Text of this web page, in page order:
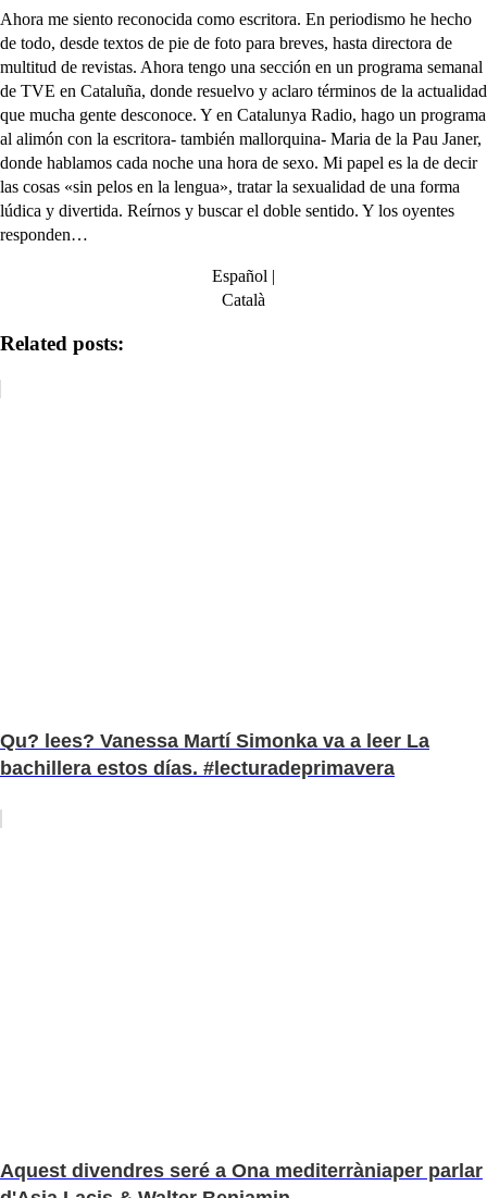
Ahora me siento reconocida como escritora. En periodismo he hecho
de todo, desde textos de pie de foto para breves, hasta directora de
multitud de revistas. Ahora tengo una sección en un programa semanal
de TVE en Cataluña, donde resuelvo y aclaro términos de la actualidad
que mucha gente desconoce. Y en Catalunya Radio, hago un programa
al alimón con la escritora- también mallorquina- Maria de la Pau Janer,
donde hablamos cada noche una hora de sexo. Mi papel es la de decir
las cosas «sin pelos en la lengua», tratar la sexualidad de una forma
lúdica y divertida. Reírnos y buscar el doble sentido. Y los oyentes
responden…
Español |
Català
Related posts:
Qu? lees? Vanessa Martí Simonka va a leer La
bachillera estos días. #lecturadeprimavera
Aquest divendres seré a Ona mediterràniaper parlar